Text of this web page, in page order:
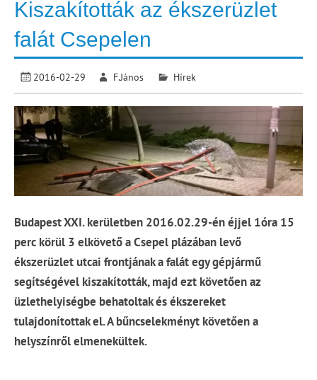
Kiszakították az ékszerüzlet
falát Csepelen
2016-02-29 F.János Hírek
Budapest XXI. kerületben 2016.02.29-én éjjel 1óra 15
perc körül 3 elkövető a Csepel plázában levő
ékszerüzlet utcai frontjának a falát egy gépjármű
segítségével kiszakították, majd ezt követően az
üzlethelyiségbe behatoltak és ékszereket
tulajdonítottak el. A bűncselekményt követően a
helyszínről elmenekültek.